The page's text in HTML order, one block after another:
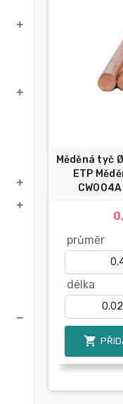
Měděná tyč
ETP
průměr
délka
